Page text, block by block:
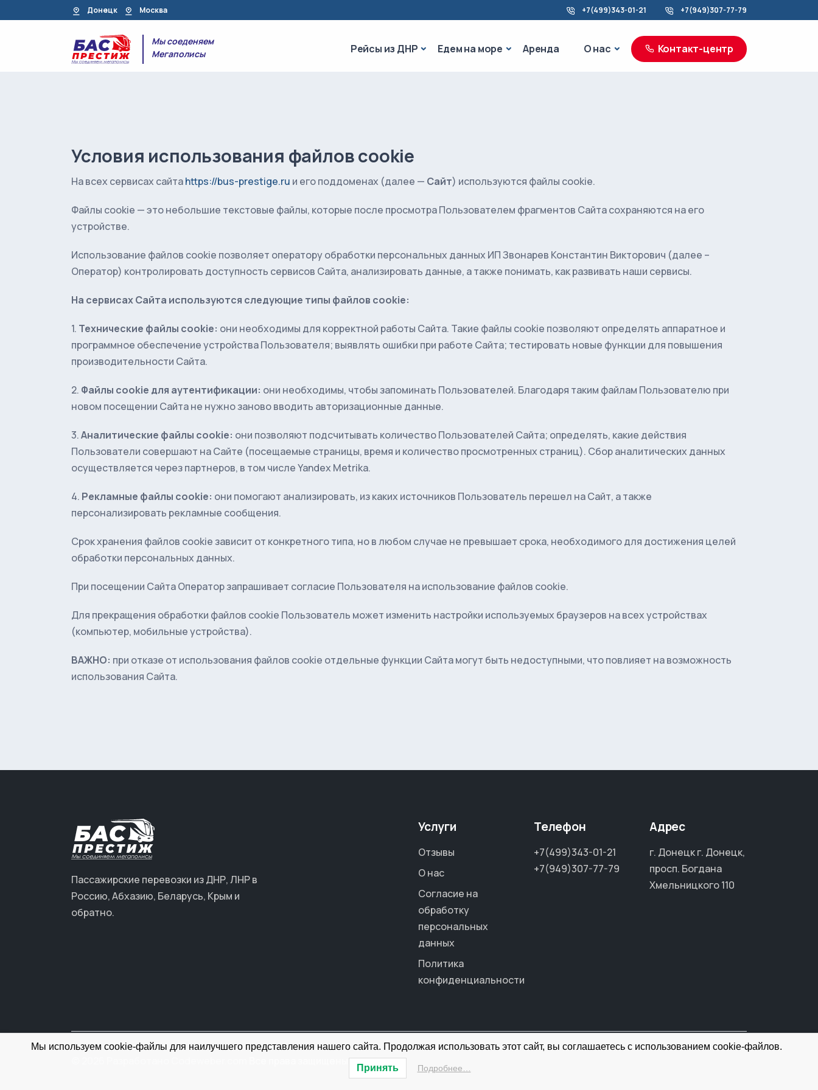
Донецк Москва +7(499)343-01-21 +7(949)307-77-79
Мы соеденяем
Мегаполисы
Рейсы из ДНРРейсы из ДНР
Едем на мореЕдем на море
Аренда О насО нас Контакт-центр
Условия использования файлов cookie
На всех сервисах сайтаhttps://bus-prestige.ru и его поддоменах (далее — Сайт) используются файлы cookie.
Файлы cookie — это небольшие текстовые файлы, которые после просмотра Пользователем фрагментов Сайта сохраняются на его
устройстве.
Использование файлов cookie позволяет оператору обработки персональных данных ИП Звонарев Константин Викторович (далее –
Оператор) контролировать доступность сервисов Сайта, анализировать данные, а также понимать, как развивать наши сервисы.
На сервисах Сайта используются следующие типы файлов cookie:
1. Технические файлы cookie: они необходимы для корректной работы Сайта. Такие файлы cookie позволяют определять аппаратное и
программное обеспечение устройства Пользователя; выявлять ошибки при работе Сайта; тестировать новые функции для повышения
производительности Сайта.
2. Файлы cookie для аутентификации: они необходимы, чтобы запоминать Пользователей. Благодаря таким файлам Пользователю при
новом посещении Сайта не нужно заново вводить авторизационные данные.
3.Аналитические файлы cookie: они позволяют подсчитывать количество Пользователей Сайта; определять, какие действия
Пользователи совершают на Сайте (посещаемые страницы, время и количество просмотренных страниц). Сбор аналитических данных
осуществляется через партнеров, в том числе Yandex Metrika.
4. Рекламные файлы cookie: они помогают анализировать, из каких источников Пользователь перешел на Сайт, а также
персонализировать рекламные сообщения.
Срок хранения файлов cookie зависит от конкретного типа, но в любом случае не превышает срока, необходимого для достижения целей
обработки персональных данных.
При посещении Сайта Оператор запрашивает согласие Пользователя на использование файлов cookie.
Для прекращения обработки файлов cookie Пользователь может изменить настройки используемых браузеров на всех устройствах
(компьютер, мобильные устройства).
ВАЖНО: при отказе от использования файлов cookie отдельные функции Сайта могут быть недоступными, что повлияет на возможность
использования Сайта.
Пассажирские перевозки из ДНР, ЛНР в
Россию, Абхазию, Беларусь, Крым и
обратно.
Услуги
Отзывы
О нас
Согласие на
обработку
персональных
данных
Политика
конфиденциальности
Телефон
+7(499)343-01-21
+7(949)307-77-79
Адрес
г. Донецк г. Донецк,
просп. Богдана
Хмельницкого 110
Мы используем cookie-файлы для наилучшего представления нашего сайта. Продолжая использовать этот сайт, вы соглашаетесь с использованием cookie-файлов.
Принять Подробнее…